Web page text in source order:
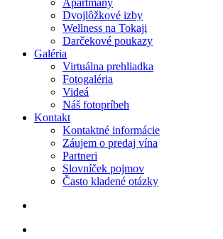
Apartmány
Dvojlôžkové izby
Wellness na Tokaji
Darčekové poukazy
Galéria
Virtuálna prehliadka
Fotogaléria
Videá
Náš fotopríbeh
Kontakt
Kontaktné informácie
Záujem o predaj vína
Partneri
Slovníček pojmov
Často kladené otázky